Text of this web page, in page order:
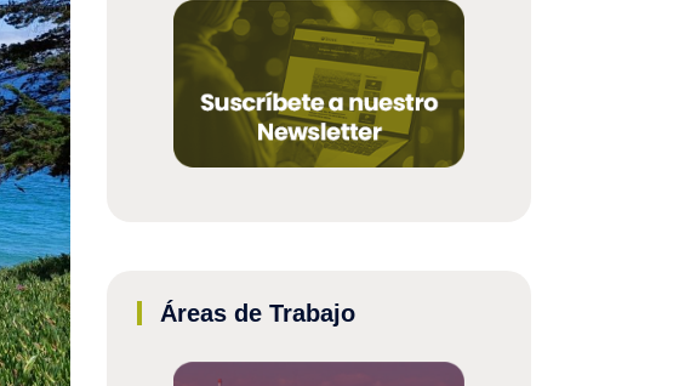
Áreas de Trabajo